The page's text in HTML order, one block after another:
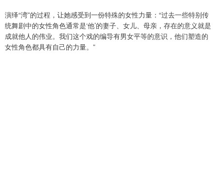
演绎“湾”的过程，让她感受到一份特殊的女性力量：“过去一些特别传
统舞剧中的女性角色通常是‘他’的妻子、女儿、母亲，存在的意义就是
成就他人的伟业。我们这个戏的编导有男女平等的意识，他们塑造的
女性角色都具有自己的力量。”